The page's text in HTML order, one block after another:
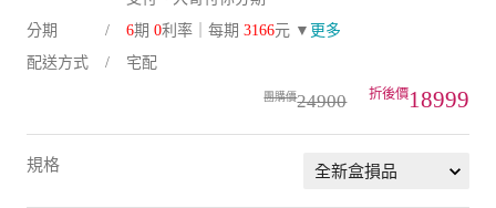
分期
6期 0利率｜每期 3166元 ▼ 更多
配送方式
宅配
24900 18999
規格